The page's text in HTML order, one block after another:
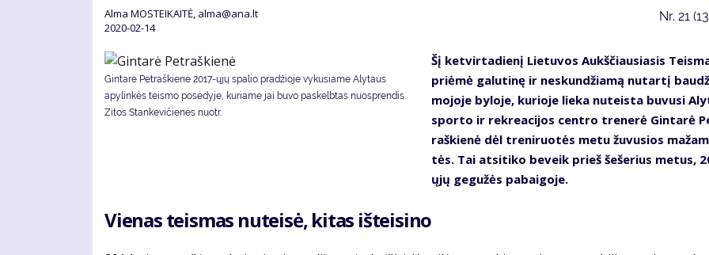
Alma MOSTEIKAITĖ, alma@ana.lt
2020-02-14
Nr. 21
Gintarė Petraškienė 2017-ųjų spalio pradžioje vykusiame Alytaus
apylinkės teismo posėdyje, kuriame jai buvo paskelbtas nuosprendis.
Zitos Stankevičienės nuotr.
Šį ket­vir­ta­die­nį Lie­tu­vos Aukš­čiau­sia­sis
pri­ėmė ga­lu­ti­nę ir ne­skun­džia­mą nu­tar­tį
mo­jo­je by­lo­je, ku­rio­je lie­ka nu­teis­ta bu­vu­si
spor­to ir rek­re­a­ci­jos cen­tro tre­ne­rė Gin­ta­rė
raš­kie­nė dėl tre­ni­ruo­tės me­tu žu­vu­sios
tės. Tai at­si­ti­ko be­veik prieš še­še­rius me­tus,
ųjų ge­gu­žės pa­bai­go­je.
Vie­nas teis­mas nu­tei­sė, ki­tas iš­tei­si­no